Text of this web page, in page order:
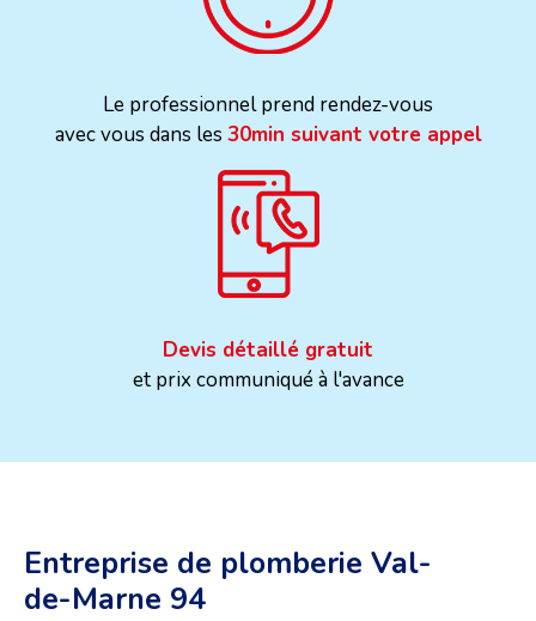
Le professionnel prend rendez-vous
avec vous dans les 30min suivant votre appel
Devis détaillé gratuit
et prix communiqué à l'avance
Entreprise de plomberie Val-
de-Marne 94